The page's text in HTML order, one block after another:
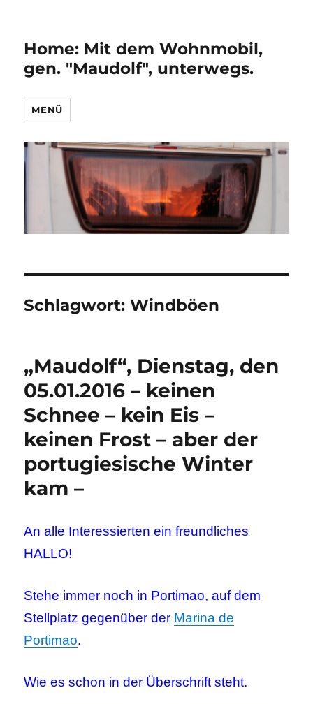
Home: Mit dem Wohnmobil,
gen. "Maudolf", unterwegs.
MENÜ
Schlagwort:Windböen
„Maudolf“, Dienstag, den
05.01.2016 – keinen
Schnee – kein Eis –
keinen Frost – aber der
portugiesische Winter
kam –
An alle Interessierten ein freundliches
HALLO!
Stehe immer noch in Portimao, auf dem
Stellplatz gegenüber der Marina de
Portimao.
Wie es schon in der Überschrift steht.